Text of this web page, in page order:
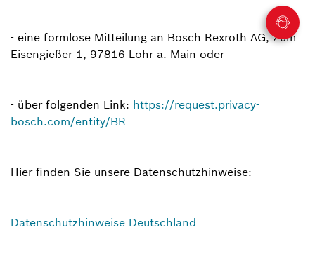
- eine formlose Mitteilung an Bosch Rexroth AG, Zum
Eisengießer 1, 97816 Lohr a. Main oder
- über folgenden Link: https://request.privacy-
bosch.com/entity/BR
Hier finden Sie unsere Datenschutzhinweise:
Datenschutzhinweise Deutschland